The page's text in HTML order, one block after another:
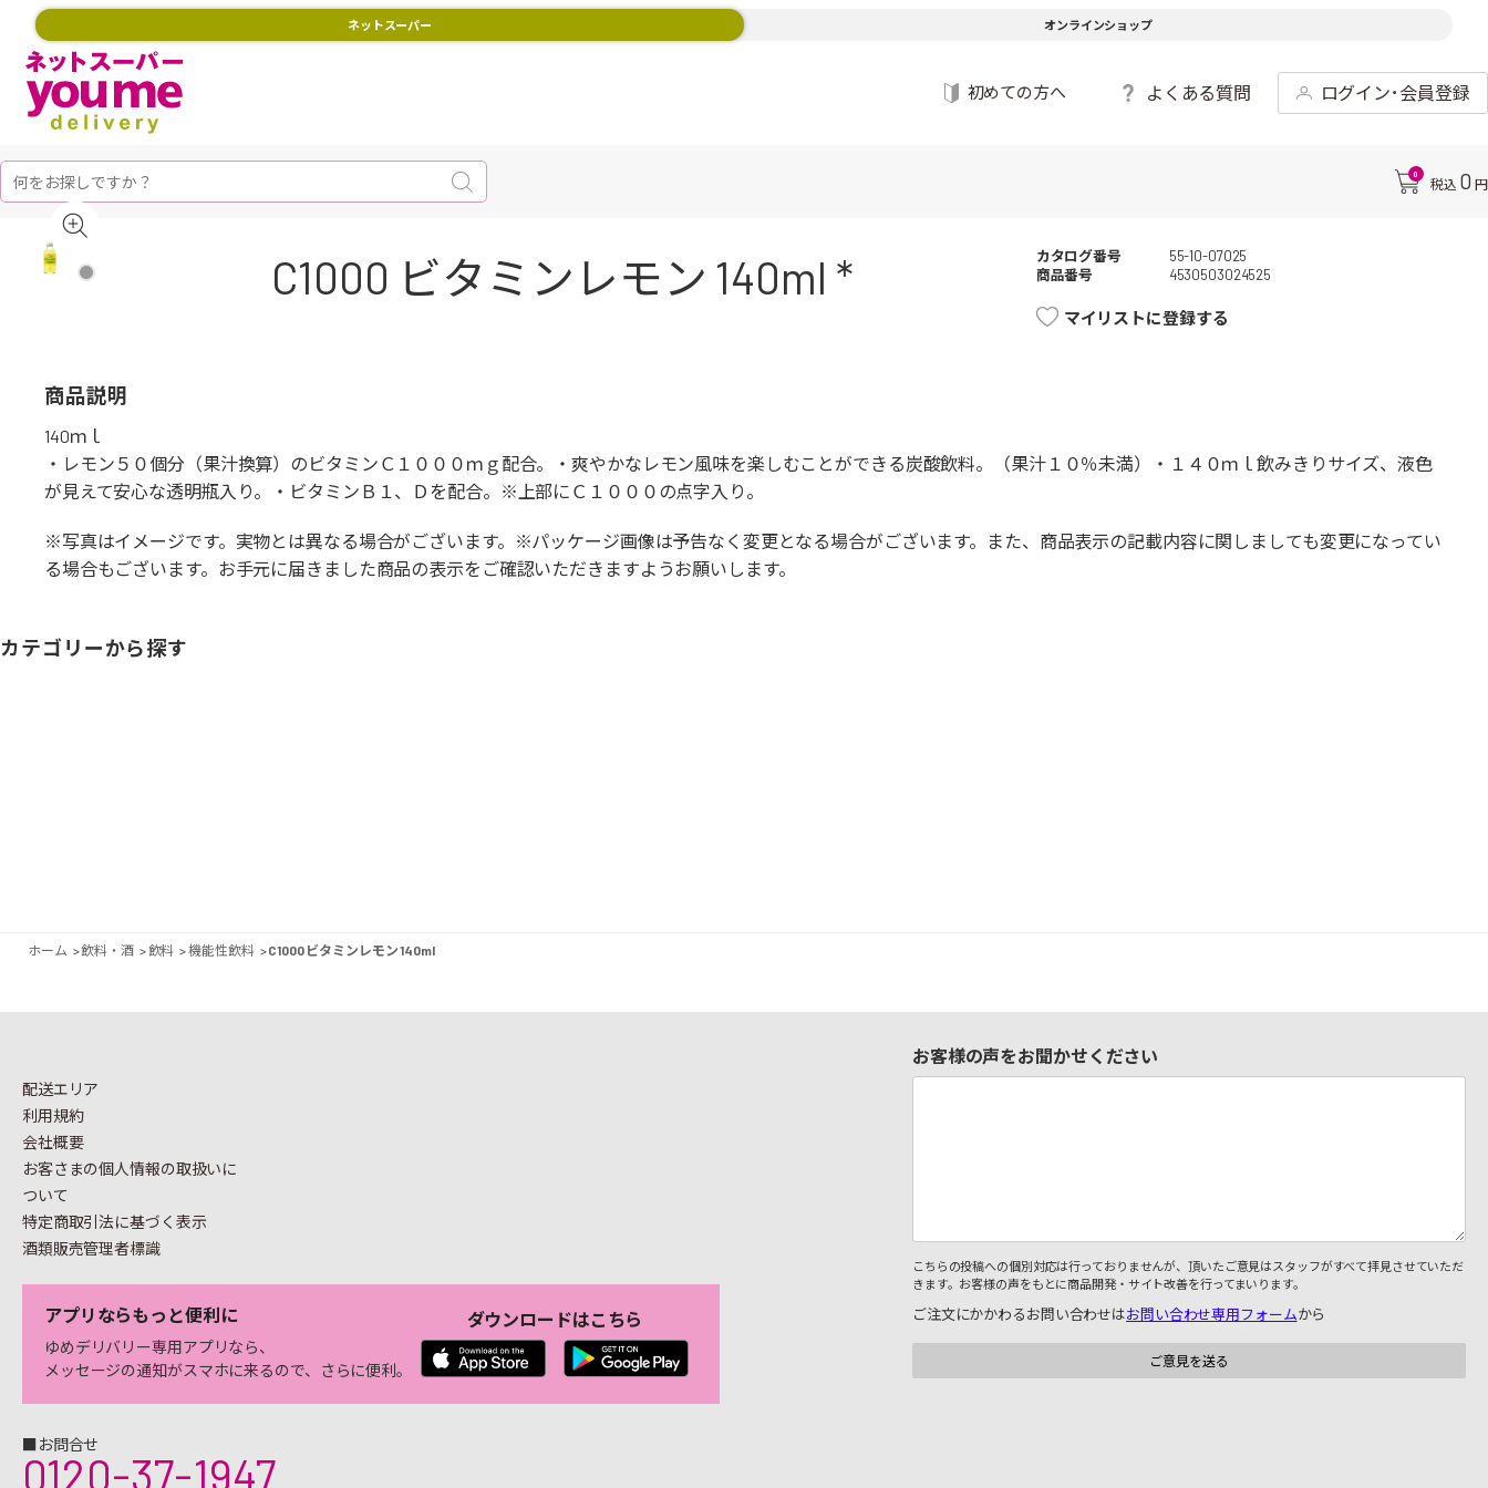
ネットスーパー オンラインショップ
初めての方へ よくある質問 ログイン･会員登録
0
税込 0 円
C1000 ビタミンレモン 140ml * カタログ番号
55-10-07025
商品番号
4530503024525
マイリストに登録する
商品説明
140ｍｌ
・レモン５０個分（果汁換算）のビタミンＣ１０００ｍｇ配合。・爽やかなレモン風味を楽しむことができる炭酸飲料。（果汁１０％未満）・１４０ｍｌ飲みきりサイズ、液色
が見えて安心な透明瓶入り。・ビタミンＢ１、Ｄを配合。※上部にＣ１０００の点字入り。
※写真はイメージです。実物とは異なる場合がございます。※パッケージ画像は予告なく変更となる場合がございます。また、商品表示の記載内容に関しましても変更になってい
る場合もございます。お手元に届きました商品の表示をご確認いただきますようお願いします。
カテゴリーから探す
ホーム >飲料・酒 >飲料 >機能性飲料 >C1000 ビタミンレモン 140ml
配送エリア
利用規約
会社概要
お客さまの個人情報の取扱いに
ついて
特定商取引法に基づく表示
酒類販売管理者標識
アプリならもっと便利に
ゆめデリバリー専用アプリなら、
メッセージの通知がスマホに来るので、さらに便利。
ダウンロードはこちら
■お問合せ
0120-37-1947
お客様の声をお聞かせください
こちらの投稿への個別対応は行っておりませんが、頂いたご意見はスタッフがすべて拝見させていただ
きます。お客様の声をもとに商品開発・サイト改善を行ってまいります。
ご注文にかかわるお問い合わせはお問い合わせ専用フォームから